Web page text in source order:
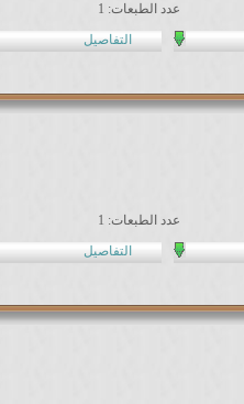
عدد الطبعات: 1
التفاصيل
عدد الطبعات: 1
التفاصيل